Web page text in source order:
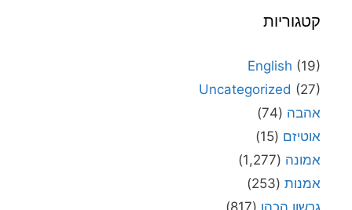
קטגוריות
English (19)
Uncategorized (27)
אהבה (74)
אוטיזם (15)
אמונה (1,277)
אמנות (253)